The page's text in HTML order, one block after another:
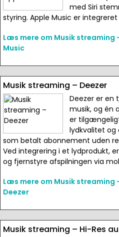
med Siri
styring. Apple Music er
Læs mere om Musik streaming
Music
Musik streaming – Deezer
Deezer er en
musik, og én
er
lydkvalitet og
som betalt abonnement uden
Ved integrering i et lydprodukt,
og fjernstyre afspilningen via
Læs mere om Musik streaming
Deezer
Musik streaming – Hi-Res